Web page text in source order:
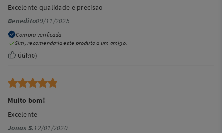
Excelente qualidade e precisao
Benedito09/11/2025
Compra verificada
Sim, recomendaria este produto a um amigo.
Útil?(0)
Muito bom!
Excelente
Jonas S.12/01/2020